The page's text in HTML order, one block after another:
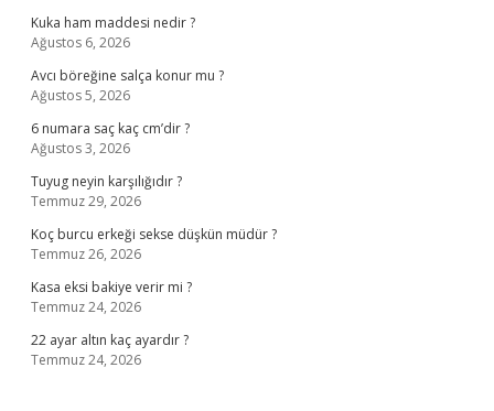
Kuka ham maddesi nedir ?
Ağustos 6, 2026
Avcı böreğine salça konur mu ?
Ağustos 5, 2026
6 numara saç kaç cm’dir ?
Ağustos 3, 2026
Tuyug neyin karşılığıdır ?
Temmuz 29, 2026
Koç burcu erkeği sekse düşkün müdür ?
Temmuz 26, 2026
Kasa eksi bakiye verir mi ?
Temmuz 24, 2026
22 ayar altın kaç ayardır ?
Temmuz 24, 2026